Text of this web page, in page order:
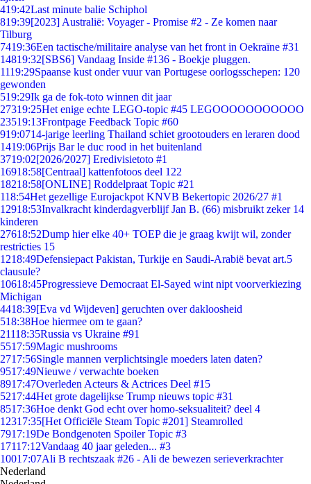
419:42Last minute balie Schiphol
819:39[2023] Australië: Voyager - Promise #2 - Ze komen naar
Tilburg
7419:36Een tactische/militaire analyse van het front in Oekraïne #31
14819:32[SBS6] Vandaag Inside #136 - Boekje pluggen.
1119:29Spaanse kust onder vuur van Portugese oorlogsschepen: 120
gewonden
519:29Ik ga de fok-toto winnen dit jaar
27319:25Het enige echte LEGO-topic #45 LEGOOOOOOOOOOO
23519:13Frontpage Feedback Topic #60
919:0714-jarige leerling Thailand schiet grootouders en leraren dood
1419:06Prijs Bar le duc rood in het buitenland
3719:02[2026/2027] Eredivisietoto #1
16918:58[Centraal] kattenfotoos deel 122
18218:58[ONLINE] Roddelpraat Topic #21
118:54Het gezellige Eurojackpot KNVB Bekertopic 2026/27 #1
12918:53Invalkracht kinderdagverblijf Jan B. (66) misbruikt zeker 14
kinderen
27618:52Dump hier elke 40+ TOEP die je graag kwijt wil, zonder
restricties 15
1218:49Defensiepact Pakistan, Turkije en Saudi-Arabië bevat art.5
clausule?
10618:45Progressieve Democraat El-Sayed wint nipt voorverkiezing
Michigan
4418:39[Eva vd Wijdeven] geruchten over dakloosheid
518:38Hoe hiermee om te gaan?
21118:35Russia vs Ukraine #91
5517:59Magic mushrooms
2717:56Single mannen verplichtsingle moeders laten daten?
9517:49Nieuwe / verwachte boeken
8917:47Overleden Acteurs & Actrices Deel #15
5217:44Het grote dagelijkse Trump nieuws topic #31
8517:36Hoe denkt God echt over homo-seksualiteit? deel 4
12317:35[Het Officiële Steam Topic #201] Steamrolled
7917:19De Bondgenoten Spoiler Topic #3
17117:12Vandaag 40 jaar geleden... #3
10017:07Ali B rechtszaak #26 - Ali de bewezen serieverkrachter
Nederland